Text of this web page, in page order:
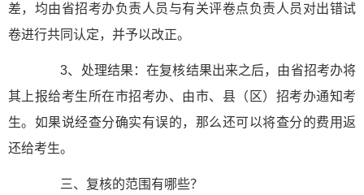
差，均由省招考办负责人员与有关评卷点负责人员对出错试
卷进行共同认定，并予以改正。
3、处理结果：在复核结果出来之后，由省招考办将
其上报给考生所在市招考办、由市、县（区）招考办通知考
生。如果说经查分确实有误的，那么还可以将查分的费用返
还给考生。
三、复核的范围有哪些？